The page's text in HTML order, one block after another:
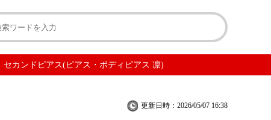
カンドピアス(ピアス・ボディピアス 凛)
更新日時：2026/05/07 16:38